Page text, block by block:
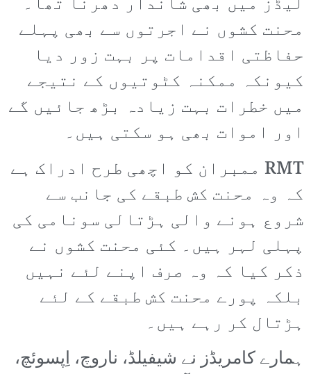
محنت کشوں نے اجرتوں سے بھی پہلے
حفاظتی اقدامات پر بہت زور دیا
کیونکہ ممکنہ کٹوتیوں کے نتیجے
میں خطرات بہت زیادہ بڑھ جائیں گے
اور اموات بھی ہو سکتی ہیں۔
RMT ممبران کو اچھی طرح ادراک ہے
کہ وہ محنت کش طبقے کی جانب سے
شروع ہونے والی ہڑتالی سونامی کی
پہلی لہر ہیں۔ کئی محنت کشوں نے
ذکر کیا کہ وہ صرف اپنے لئے نہیں
بلکہ پورے محنت کش طبقے کے لئے
ہڑتال کر رہے ہیں۔
ہمارے کامریڈز نے شیفیلڈ، ناروچ، اِپسوئچ،